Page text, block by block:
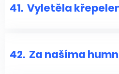
41. Vyletěla
42. Za našíma